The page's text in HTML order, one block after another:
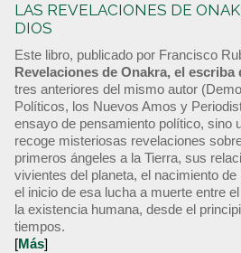
LAS REVELACIONES DE
DIOS
Este libro, publicado por Francisco
Revelaciones de Onakra, el escriba
tres anteriores del mismo autor
Políticos, los Nuevos Amos y
ensayo de pensamiento político, sino
recoge misteriosas revelaciones
primeros ángeles a la Tierra, sus
vivientes del planeta, el nacimiento
el inicio de esa lucha a muerte entre
la existencia humana, desde el
tiempos.
[Más]